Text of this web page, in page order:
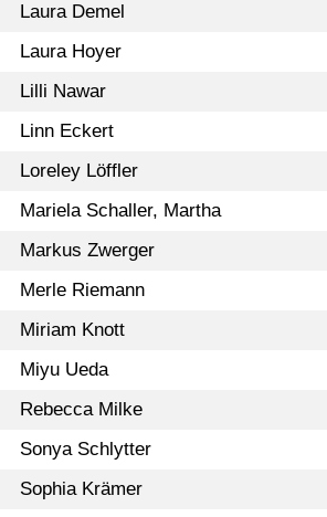
Laura Demel
Laura Hoyer
Lilli Nawar
Linn Eckert
Loreley Löffler
Mariela Schaller, Martha
Markus Zwerger
Merle Riemann
Miriam Knott
Miyu Ueda
Rebecca Milke
Sonya Schlytter
Sophia Krämer